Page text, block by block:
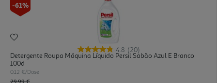
-61%
4.8 (20)
Detergente Roupa Máquina Líquido Persil Sabão Azul E Branco
100d
0.12 €/Dose
Price reduced from
29,99 €to